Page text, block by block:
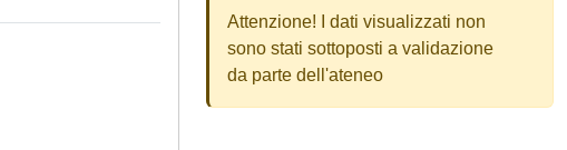
Attenzione! I dati visualizzati non
sono stati sottoposti a validazione
da parte dell'ateneo